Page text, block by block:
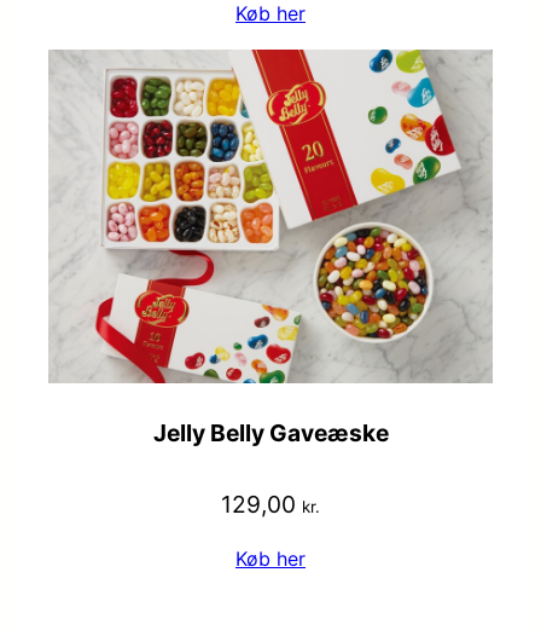
Køb her
Jelly Belly Gaveæske
129,00 kr.
Køb her